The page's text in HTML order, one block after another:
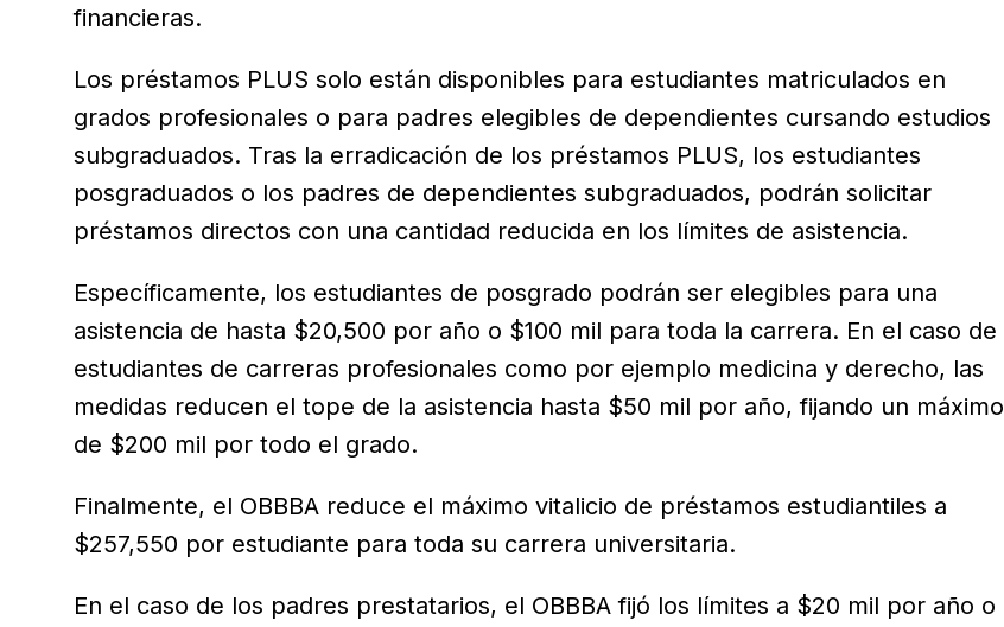
financieras.
Los préstamos PLUS solo están disponibles para estudiantes matriculados en
grados profesionales o para padres elegibles de dependientes cursando estudios
subgraduados. Tras la erradicación de los préstamos PLUS, los estudiantes
posgraduados o los padres de dependientes subgraduados, podrán solicitar
préstamos directos con una cantidad reducida en los límites de asistencia.
Específicamente, los estudiantes de posgrado podrán ser elegibles para una
asistencia de hasta $20,500 por año o $100 mil para toda la carrera. En el caso de
estudiantes de carreras profesionales como por ejemplo medicina y derecho, las
medidas reducen el tope de la asistencia hasta $50 mil por año, fijando un máximo
de $200 mil por todo el grado.
Finalmente, el OBBBA reduce el máximo vitalicio de préstamos estudiantiles a
$257,550 por estudiante para toda su carrera universitaria.
En el caso de los padres prestatarios, el OBBBA fijó los límites a $20 mil por año o